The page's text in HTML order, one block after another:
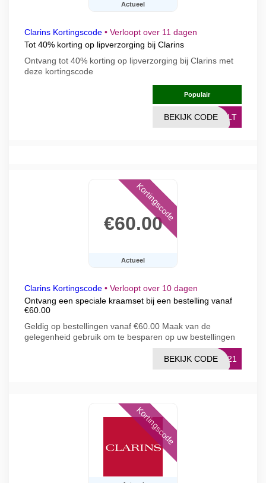
Actueel
Clarins Kortingscode • Verloopt over 11 dagen
Tot 40% korting op lipverzorging bij Clarins
Ontvang tot 40% korting op lipverzorging bij Clarins met
deze kortingscode
Populair
PGLT
BEKIJK CODE
€60.00
Actueel
Kortingscode
Clarins Kortingscode • Verloopt over 10 dagen
Ontvang een speciale kraamset bij een bestelling vanaf
€60.00
Geldig op bestellingen vanaf €60.00 Maak van de
gelegenheid gebruik om te besparen op uw bestellingen
TY21
BEKIJK CODE
Kortingscode